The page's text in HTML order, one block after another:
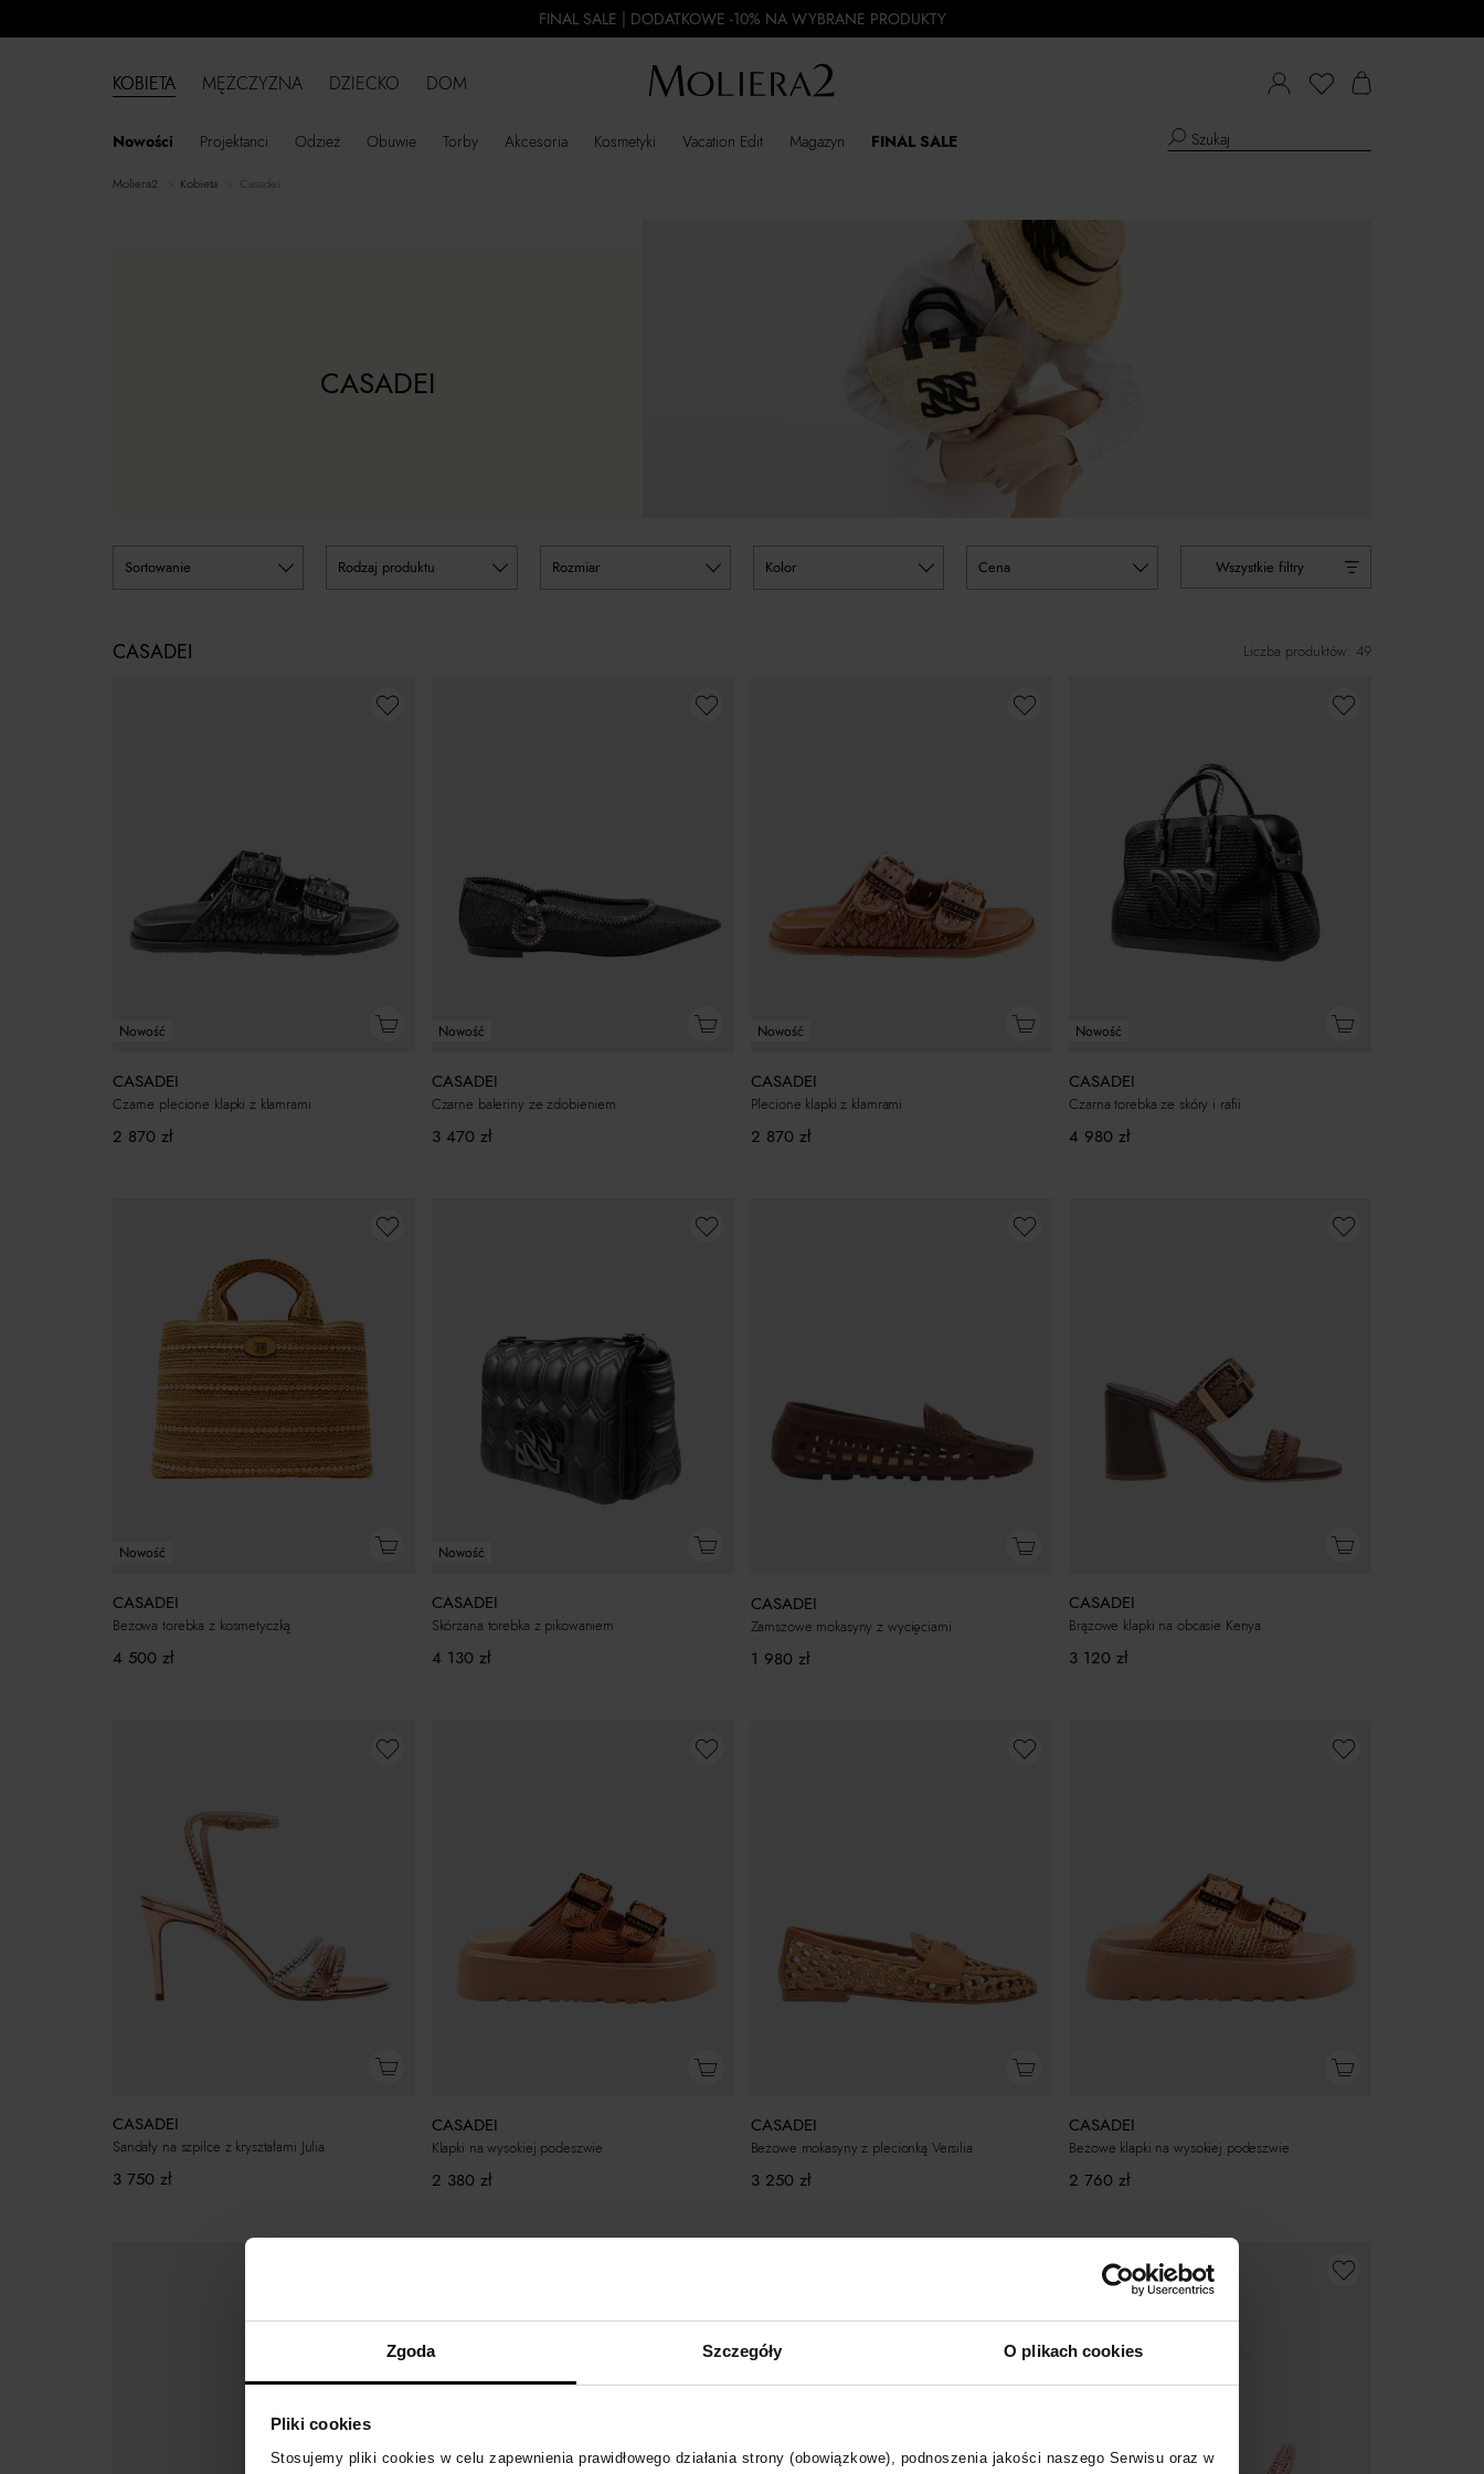
Zgoda Szczegóły O plikach cookies
Pliki cookies
Stosujemy pliki cookies w celu zapewnienia prawidłowego działania strony (obowiązkowe), podnoszenia jakości naszego Serwisu oraz w
FINAL SALE | DODATKOWE -10% NA WYBRANE PRODUKTY
KOBIETA
Nowości Projektanci Odzież Obuwie Torby Akcesoria Kosmetyki Vacation Edit Magazyn FINAL SALE
MĘŻCZYZNA DZIECKO DOM
moliera2 kobieta Casadei
CASADEI
sortowanie rodzaj produktu rozmiar kolor cena Wszystkie filtry
Liczba produktów: 49
CASADEI
Nowość
CASADEI
Czarne plecione klapki z klamrami
2 870 zł
Nowość
CASADEI
Czarne baleriny ze zdobieniem
3 470 zł
Nowość
CASADEI
Plecione klapki z klamrami
2 870 zł
Nowość
CASADEI
Czarna torebka ze skóry i rafii
4 980zł
Nowość
CASADEI
Beżowa torebka z kosmetyczką
4 500 zł
Nowość
CASADEI
Skórzana torebka z pikowaniem
4 130 zł
CASADEI
Zamszowe mokasyny z wycięciami
1 980 zł
CASADEI
Brązowe klapki na obcasie Kenya
3 120zł
CASADEI
Sandały na szpilce z kryształami Julia
3 750 zł
CASADEI
Klapki na wysokiej podeszwie
2 380 zł
CASADEI
Beżowe mokasyny z plecionką Versilia
3 250 zł
CASADEI
Beżowe klapki na wysokiej podeszwie
2 760zł